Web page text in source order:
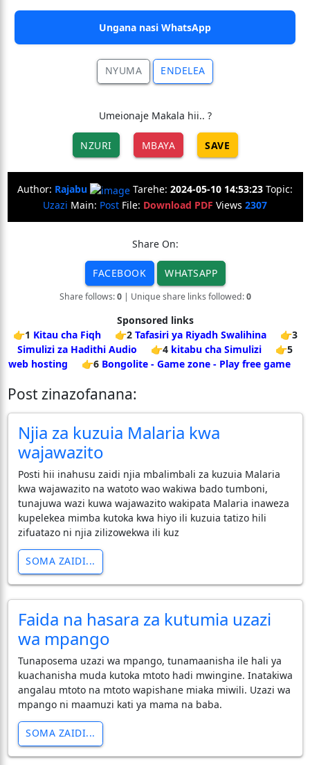
Ungana nasi WhatsApp
NYUMA ENDELEA
Umeionaje Makala hii.. ?
NZURI MBAYA SAVE
Author: Rajabu Tarehe: 2024-05-10 14:53:23 Topic:
Uzazi Main: Post File: Download PDF Views 2307
Share On:
FACEBOOK WHATSAPP
Share follows:0| Unique share links followed:0
Sponsored links
👉1 Kitau cha Fiqh 👉2 Tafasiri ya Riyadh Swalihina
👉3
Simulizi za Hadithi Audio
👉4 kitabu cha Simulizi
👉5
web hosting
👉6 Bongolite - Game zone - Play free game
Post zinazofanana:
Njia za kuzuia Malaria kwa
wajawazito
Posti hii inahusu zaidi njia mbalimbali za kuzuia Malaria
kwa wajawazito na watoto wao wakiwa bado tumboni,
tunajuwa wazi kuwa wajawazito wakipata Malaria inaweza
kupelekea mimba kutoka kwa hiyo ili kuzuia tatizo hili
zifuatazo ni njia zilizowekwa ili kuz
SOMA ZAIDI...
Faida na hasara za kutumia uzazi
wa mpango
Tunaposema uzazi wa mpango, tunamaanisha ile hali ya
kuachanisha muda kutoka mtoto hadi mwingine. Inatakiwa
angalau mtoto na mtoto wapishane miaka miwili. Uzazi wa
mpango ni maamuzi kati ya mama na baba.
SOMA ZAIDI...